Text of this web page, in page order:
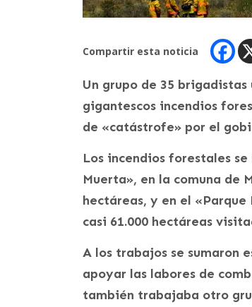
Compartir esta noticia
Un grupo de 35
gigantescos incendios
de «catástrofe» por el
Los incendios forestales
Muerta», en la comuna de
hectáreas, y en el
casi 61.000 hectáreas
A los trabajos se sumaron
apoyar las labores de
también trabajaba otro